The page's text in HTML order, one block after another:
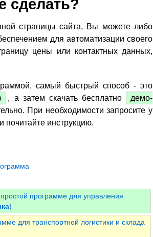
сделать?
страницы сайта, Вы можете либо
для автоматизации своего
цены или контактных данных,
самый быстрый способ - это
, а затем скачать бесплатно
демо-
При необходимости запросите у
почитайте инструкцию.
программе для управления
)
для транспортной логистики и склада